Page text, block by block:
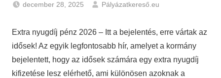
december 28, 2025
Pályázatkereső.eu
Hírek
Extra nyugdíj pénz 2026 – Itt a bejelentés, erre vártak az
idősek! Az egyik legfontosabb hír, amelyet a kormány
bejelentett, hogy az idősek számára egy extra nyugdíj
kifizetése lesz elérhető, ami különösen azoknak a